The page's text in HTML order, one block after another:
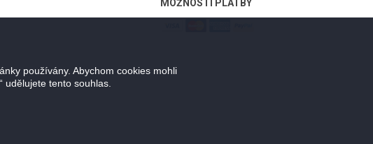
MOŽNOSTI PLATBY
používány. Abychom cookies mohli
udělujete tento souhlas.